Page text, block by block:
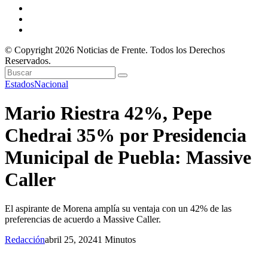
© Copyright 2026 Noticias de Frente. Todos los Derechos
Reservados.
EstadosNacional
Mario Riestra 42%, Pepe
Chedrai 35% por Presidencia
Municipal de Puebla: Massive
Caller
El aspirante de Morena amplía su ventaja con un 42% de las
preferencias de acuerdo a Massive Caller.
Redacciónabril 25, 20241 Minutos